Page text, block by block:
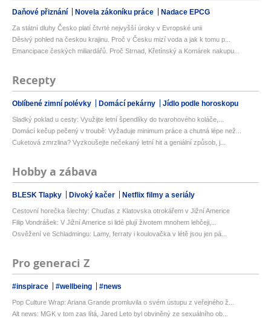
Daňové přiznání Novela zákoníku práce Nadace EPCG
Za státní dluhy Česko platí čtvrté nejvyšší úroky v Evropské unii
Děsivý pohled na českou krajinu. Proč v Česku mizí voda a jak k tomu p...
Emancipace českých miliardářů. Proč Strnad, Křetínský a Komárek nakupu...
Recepty
Oblíbené zimní polévky Domácí pekárny Jídlo podle horoskopu
Sladký poklad u cesty: Využijte letní špendlíky do tvarohového koláče,...
Domácí kečup pečený v troubě: Vyžaduje minimum práce a chutná lépe než...
Cuketová zmrzlina? Vyzkoušejte nečekaný letní hit a geniální způsob, j...
Hobby a zábava
BLESK Tlapky Divoký kačer Netflix filmy a seriály
Cestovní horečka šlechty: Chuďas z Klatovska otrokářem v Jižní Americe
Filip Vondrášek: V Jižní Americe si lidé plují životem mnohem lehčeji,...
Osvěžení ve Schladmingu: Lamy, ferraty i koulovačka v létě jsou jen pá...
Pro generaci Z
#inspirace #wellbeing #news
Pop Culture Wrap: Ariana Grande promluvila o svém ústupu z veřejného ž...
Alt news: MGK v tom zas lítá, Jared Leto byl obviněný ze sexuálního ob...